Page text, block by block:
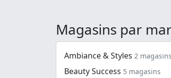
Magasins par
Ambiance & Styles 2 magasins
Beauty Success 5 magasins